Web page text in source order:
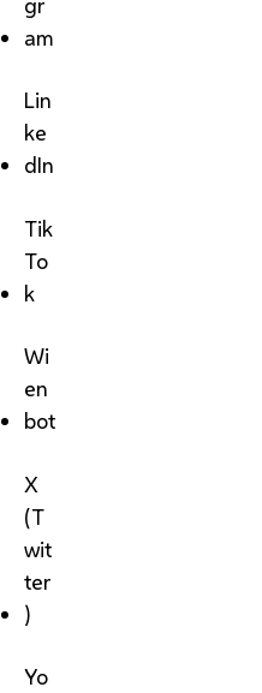
am
Lin
ke
dIn
Tik
To
k
Wi
en
bot
X
(T
wit
ter
)
Yo